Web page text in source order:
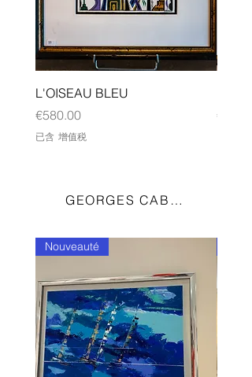
L'OISEAU BLEU
價格
€580.00
已含 增值税
價格
GEORGES CABOT
Nouveauté